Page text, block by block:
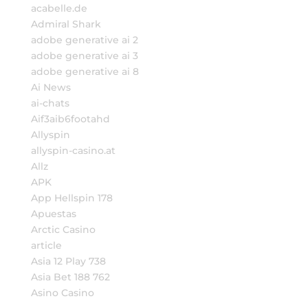
acabelle.de
Admiral Shark
adobe generative ai 2
adobe generative ai 3
adobe generative ai 8
Ai News
ai-chats
Aif3aib6footahd
Allyspin
allyspin-casino.at
Allz
APK
App Hellspin 178
Apuestas
Arctic Casino
article
Asia 12 Play 738
Asia Bet 188 762
Asino Casino